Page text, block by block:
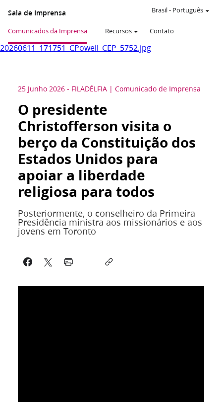
Sala de Imprensa
Comunicados da Imprensa Recursos Contato
Brasil- Português
20260611_171751_CPowell_CEP_5752.jpg
25 Junho 2026 - FILADÉLFIA Comunicado de Imprensa
O presidente
Christofferson visita o
berço da Constituição dos
Estados Unidos para
apoiar a liberdade
religiosa para todos
Posteriormente, o conselheiro da Primeira
Presidência ministra aos missionários e aos
jovens em Toronto